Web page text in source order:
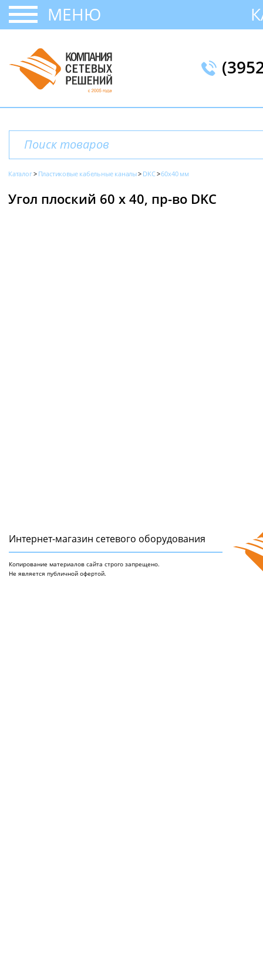
МЕНЮ
Каталог Пластиковые кабельные каналы DKC 60х40 мм
Угол плоский 60 х 40, пр-во DKC
Интернет-магазин сетeвого оборудования
Копирование материалов сайта строго запрещено.
Не является публичной офертой.